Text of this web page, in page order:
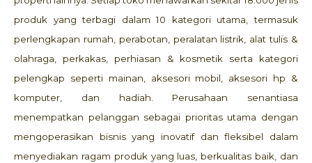
produk yang terbagi dalam 10 kategori utama, termasuk
perlengkapan rumah, perabotan, peralatan listrik, alat tulis &
olahraga, perkakas, perhiasan & kosmetik serta kategori
pelengkap seperti mainan, aksesori mobil, aksesori hp &
komputer, dan hadiah. Perusahaan senantiasa
menempatkan pelanggan sebagai prioritas utama dengan
mengoperasikan bisnis yang inovatif dan fleksibel dalam
menyediakan ragam produk yang luas, berkualitas baik, dan